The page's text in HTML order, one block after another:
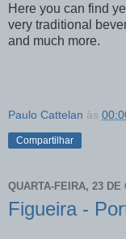
Here you can find
very traditional
and much more.
Paulo Cattelan às
Compartilhar
QUARTA-FEIRA, 23 DE
Figueira -